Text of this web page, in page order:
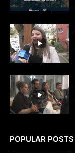
POPULAR POSTS